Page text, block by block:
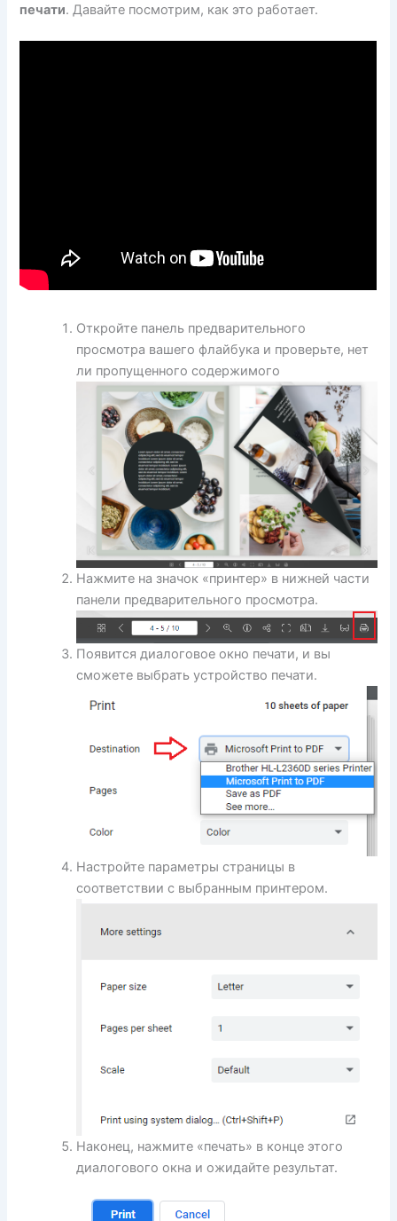
печати. Давайте посмотрим, как это работает.
Откройте панель предварительного
просмотра вашего флайбука и проверьте, нет
ли пропущенного содержимого
Нажмите на значок «принтер» в нижней части
панели предварительного просмотра.
Появится диалоговое окно печати, и вы
сможете выбрать устройство печати.
Настройте параметры страницы в
соответствии с выбранным принтером.
Наконец, нажмите «печать» в конце этого
диалогового окна и ожидайте результат.